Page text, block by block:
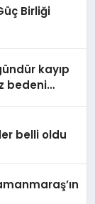
Birliği
kayıp
bedeni
belli oldu